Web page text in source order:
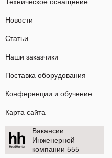
Техническое оснащение
Новости
Статьи
Наши заказчики
Поставка оборудования
Конференции и обучение
Карта сайта
Вакансии
Инженерной
компании 555